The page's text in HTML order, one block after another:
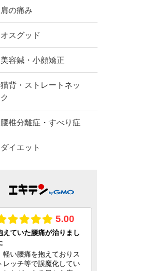
肩の痛み
オスグッド
美容鍼・小顔矯正
猫背・ストレートネッ
ク
腰椎分離症・すべり症
ダイエット